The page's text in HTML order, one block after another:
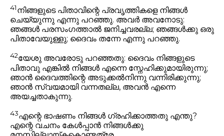
41നിങ്ങളുടെ പിതാവിന്റെ പ്രവൃത്തികളെ നിങ്ങൾ
ചെയ്യുന്നു എന്നു പറഞ്ഞു. അവർ അവനോടു:
ഞങ്ങൾ പരസംഗത്താൽ ജനിച്ചവരല്ല; ഞങ്ങൾക്കു ഒരു
പിതാവേയുള്ളു; ദൈവം തന്നേ എന്നു പറഞ്ഞു.
42യേശു അവരോടു പറഞ്ഞതു: ദൈവം നിങ്ങളുടെ
പിതാവു എങ്കിൽ നിങ്ങൾ എന്നെ സ്നേഹിക്കുമായിരുന്നു;
ഞാൻ ദൈവത്തിന്റെ അടുക്കൽനിന്നു വന്നിരിക്കുന്നു;
ഞാൻ സ്വയമായി വന്നതല്ല, അവൻ എന്നെ
അയച്ചതാകുന്നു.
43എന്റെ ഭാഷണം നിങ്ങൾ ഗ്രഹിക്കാത്തതു എന്തു?
എന്റെ വചനം കേൾപ്പാൻ നിങ്ങൾക്കു